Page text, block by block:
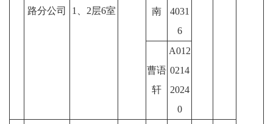
路分公司
1、2层6室
南
4031
6
曹语
轩
A012
0214
2024
0